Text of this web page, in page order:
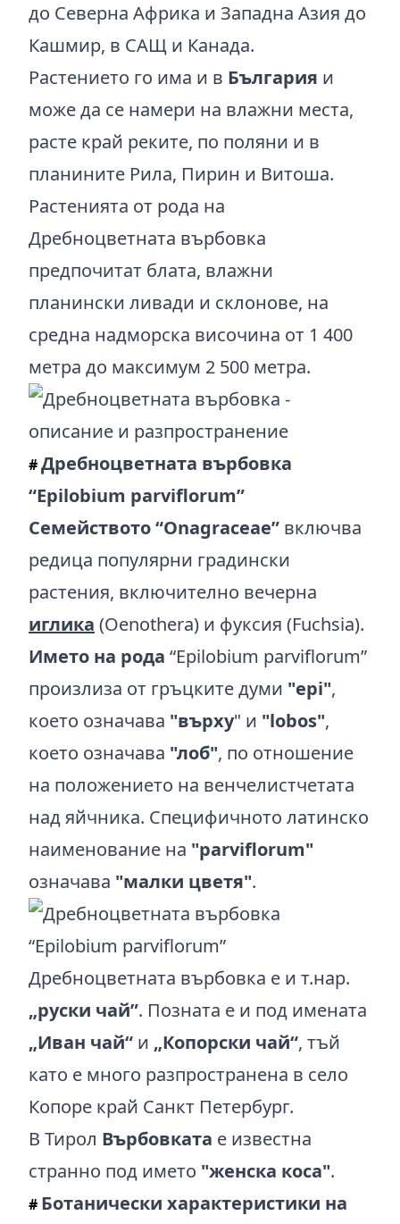
до Северна Африка и Западна Азия до
Кашмир, в САЩ и Канада.
Растението го има и в България и
може да се намери на влажни места,
расте край реките, по поляни и в
планините Рила, Пирин и Витоша.
Растенията от рода на
Дребноцветната върбовка
предпочитат блата, влажни
планински ливади и склонове, на
средна надморска височина от 1 400
метра до максимум 2 500 метра.
#Дребноцветната върбовка
“Epilobium parviflorum”
Семейството “Onagraceae” включва
редица популярни градински
растения, включително вечерна
иглика (Oenothera) и фуксия (Fuchsia).
Името на рода “Epilobium parviflorum”
произлиза от гръцките думи "epi",
което означава "върху" и "lobos",
което означава "лоб", по отношение
на положението на венчелистчетата
над яйчника. Специфичното латинско
наименование на "parviflorum"
означава "малки цветя".
Дребноцветната върбовка е и т.нар.
„руски чай”. Позната е и под имената
„Иван чай“ и „Копорски чай“, тъй
като е много разпространена в село
Копоре край Санкт Петербург.
В Тирол Върбовката е известна
странно под името "женска коса".
# Ботанически характеристики на